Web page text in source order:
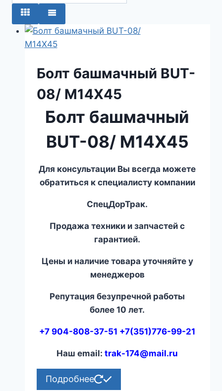
Болт башмачный BUT-
08/ M14X45
Болт башмачный
BUT-08/ M14X45
Для консультации Вы всегда можете
обратиться к специалисту компании
СпецДорТрак.
Продажа техники и запчастей с
гарантией.
Цены и наличие товара уточняйте у
менеджеров
Репутация безупречной работы
более 10 лет.
+7 904-808-37-51 +7(351)776-99-21
Наш email:trak-174@mail.ru
Подробнее